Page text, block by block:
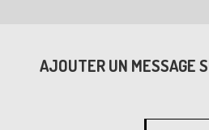
AJOUTER UN MESSAGE